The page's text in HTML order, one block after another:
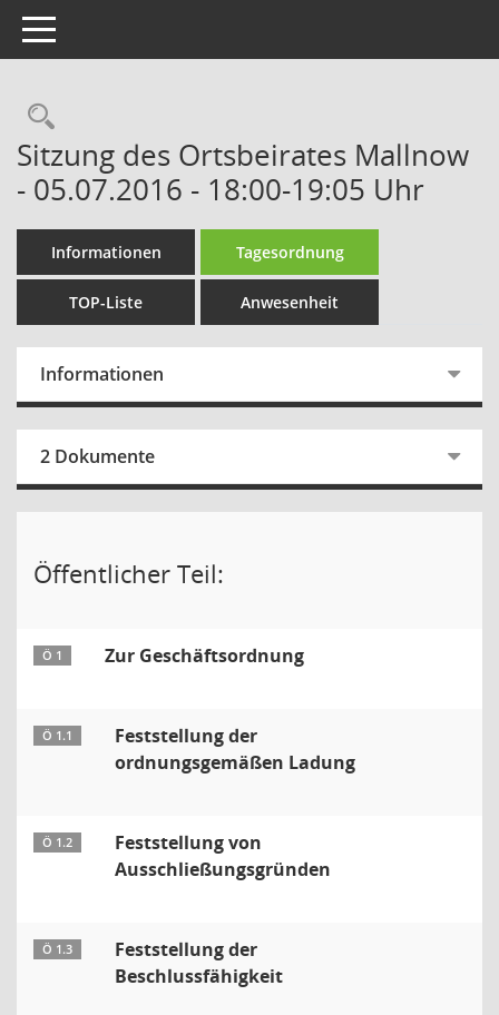
Toggle navigation
Rechercheauswahl
Sitzung des Ortsbeirates Mallnow
- 05.07.2016 - 18:00-19:05 Uhr
Informationen Tagesordnung
TOP-Liste Anwesenheit
Informationen
2 Dokumente
Öffentlicher Teil:
Ö 1 Zur Geschäftsordnung
Ö 1.1
Feststellung der
ordnungsgemäßen Ladung
Ö 1.2
Feststellung von
Ausschließungsgründen
Ö 1.3
Feststellung der
Beschlussfähigkeit